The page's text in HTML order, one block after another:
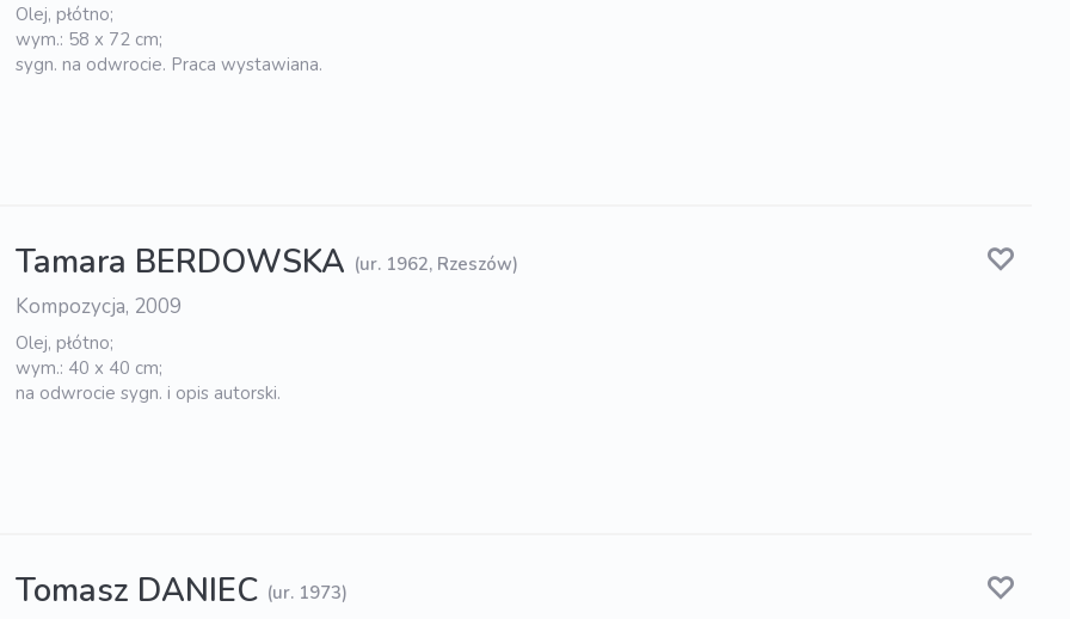
Olej, płótno;
wym.: 58 x 72 cm;
sygn. na odwrocie. Praca wystawiana.
Tamara BERDOWSKA (ur. 1962, Rzeszów)
Kompozycja, 2009
Olej, płótno;
wym.: 40 x 40 cm;
na odwrocie sygn. i opis autorski.
Tomasz DANIEC (ur. 1973)